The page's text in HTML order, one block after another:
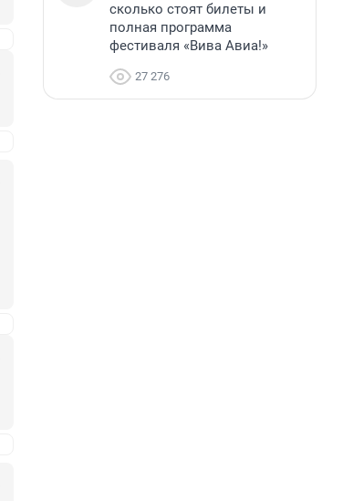
сколько стоят билеты и
полная программа
фестиваля «Вива Авиа!»
27 276